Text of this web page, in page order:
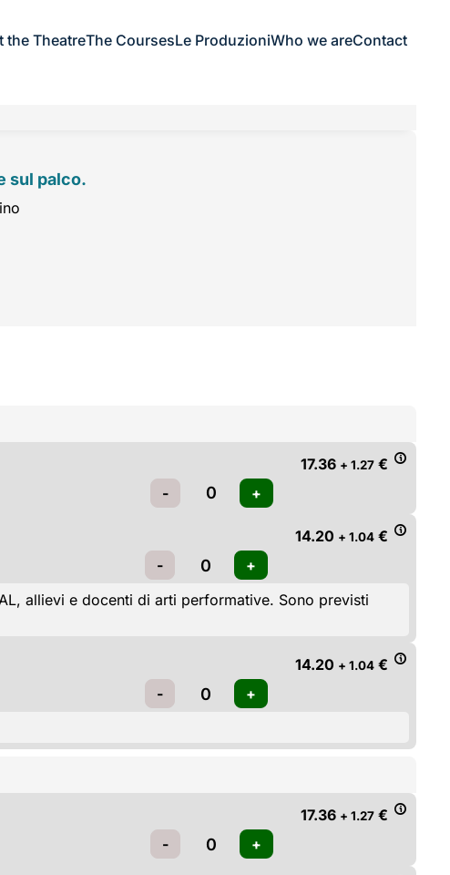
the TheatreThe CoursesLe ProduzioniWho we areContact
sul palco.
17.36 + 1.27 €
14.20 + 1.04 €
allievi e docenti di arti performative. Sono previsti
14.20 + 1.04 €
17.36 + 1.27 €